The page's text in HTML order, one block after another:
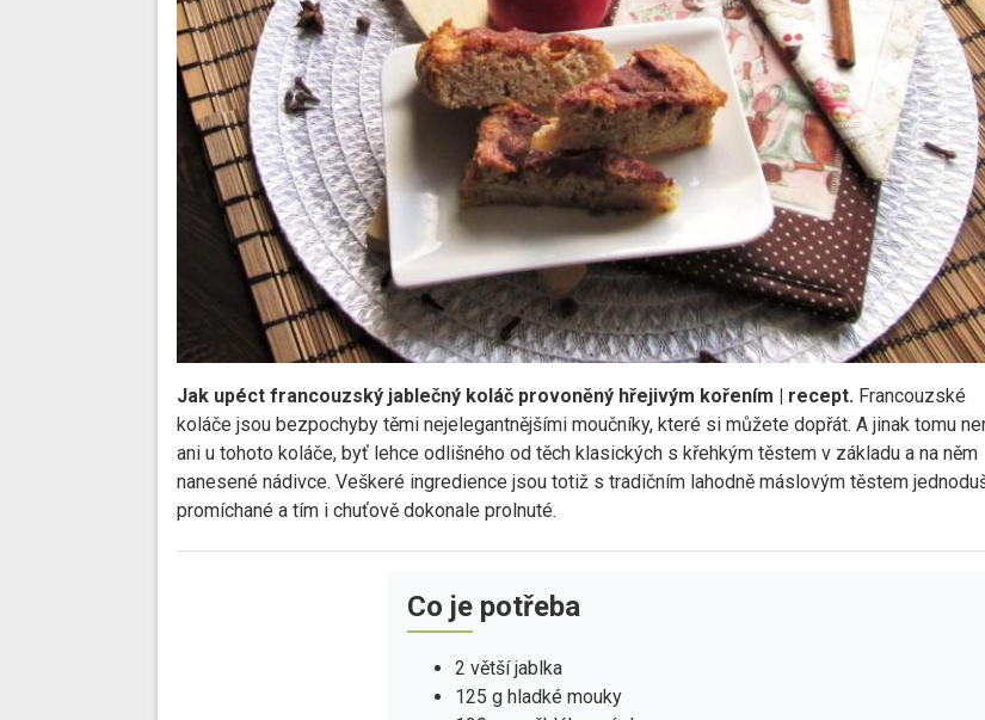
Jak upéct francouzský jablečný koláč provoněný hřejivým kořením | recept. Francouzské
koláče jsou bezpochyby těmi nejelegantnějšími moučníky, které si můžete dopřát. A jinak tomu
ani u tohoto koláče, byť lehce odlišného od těch klasických s křehkým těstem v základu a na něm
nanesené nádivce. Veškeré ingredience jsou totiž s tradičním lahodně máslovým těstem
promíchané a tím i chuťově dokonale prolnuté.
Co je potřeba
2 větší jablka
125 g hladké mouky